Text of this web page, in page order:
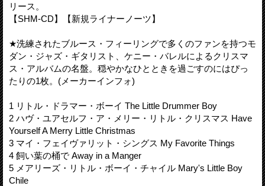
リース。
【SHM-CD】【新規ライナーノーツ】
★洗練されたブルース・フィーリングで多くのファンを持つモ
ダン・ジャズ・ギタリスト、ケニー・バレルによるクリスマ
ス・アルバムの名盤。穏やかなひとときを過ごすのにはぴっ
たりの1枚。(メーカーインフォ)
1 リトル・ドラマー・ボーイ The Little Drummer Boy
2 ハヴ・ユアセルフ・ア・メリー・リトル・クリスマス Have
Yourself A Merry Little Christmas
3 マイ・フェイヴァリット・シングス My Favorite Things
4 飼い葉の桶で Away in a Manger
5 メアリーズ・リトル・ボーイ・チャイル Mary's Little Boy
Chile